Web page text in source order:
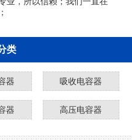
类
器 吸收电容器
器 高压电容器